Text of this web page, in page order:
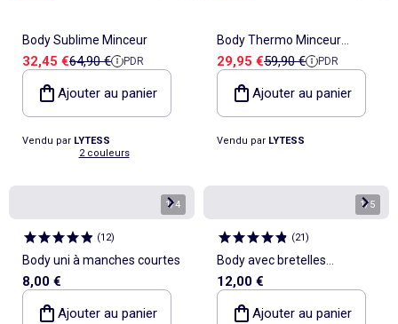
Body Sublime Minceur
Prix de vente
32,45 €Prix de référence
64,90 € PDR
Ajouter au panier
Vendu par LYTESS
2 couleurs
Body Thermo Minceur
Manches Longues
Prix de vente
29,95 €Prix de référence
59,90 € PDR
Ajouter au panier
Vendu par LYTESS
1/4
(12)
Body uni à manches courtes
8,00 €
Ajouter au panier
1/5
(21)
Body avec bretelles
élastiquées
12,00 €
Ajouter au panier